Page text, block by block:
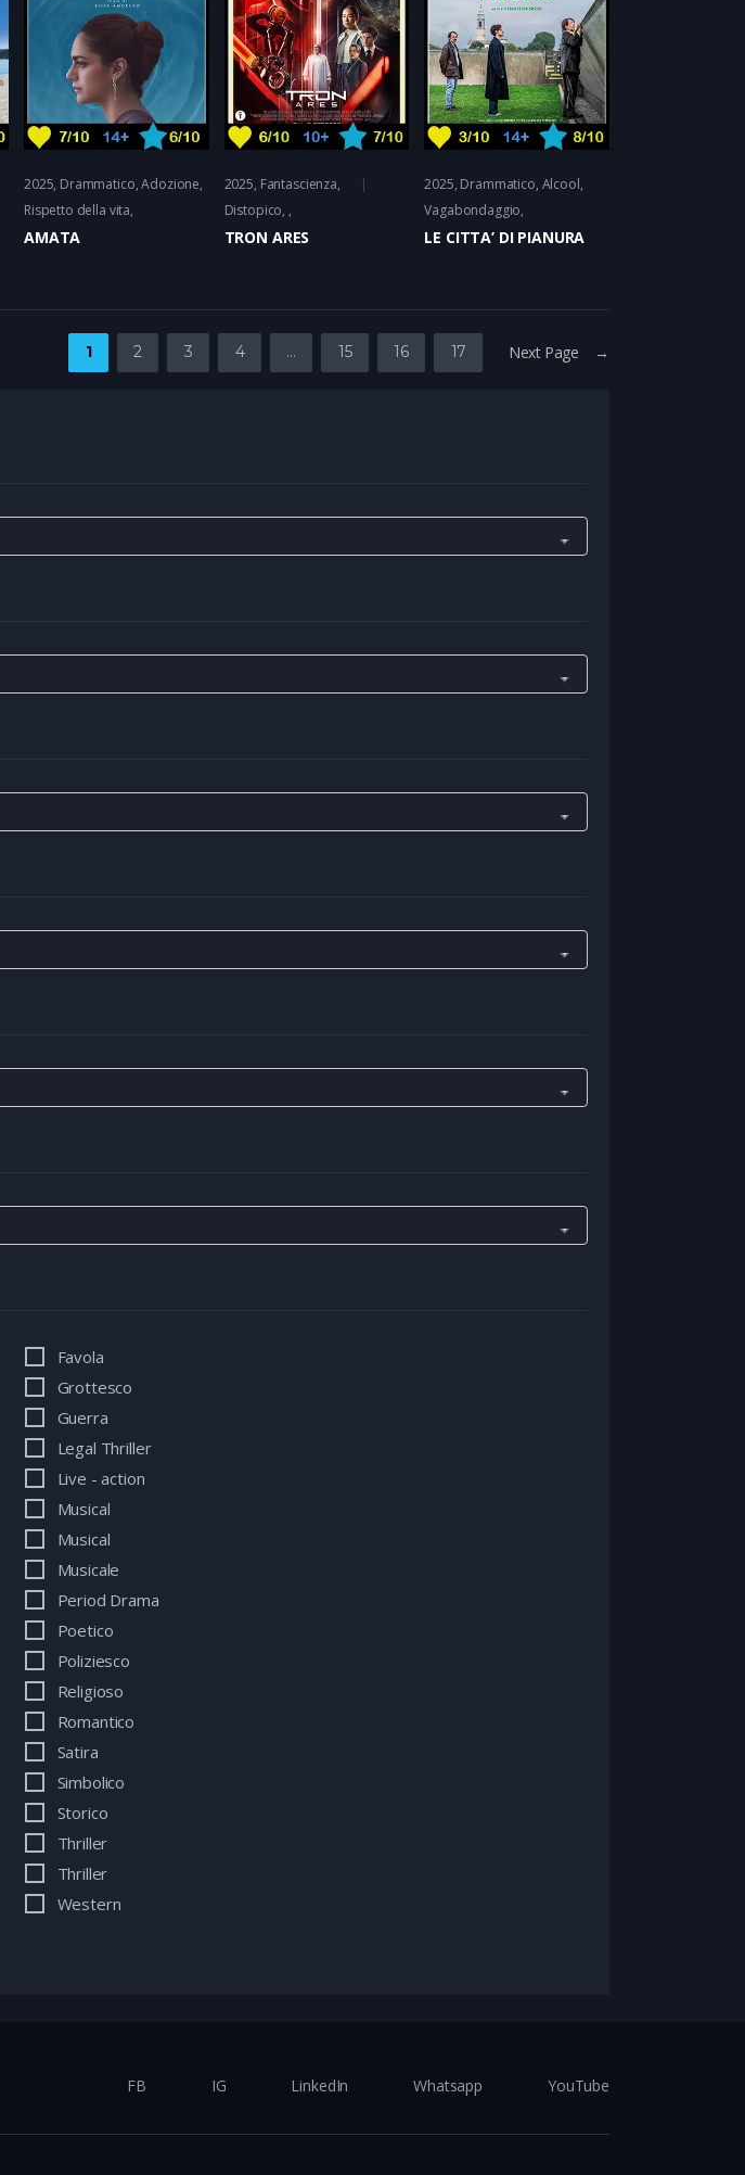
2025 Drammatico Adozione,
Rispetto della vita
AMATA
2025 Fantascienza,
Distopico
TRON ARES
2025 Drammatico Alcool,
Vagabondaggio
LE CITTA’ DI PIANURA
1 2 3 4 … 15 16 17 Next Page →
Favola
Grottesco
Guerra
Legal Thriller
Live - action
Musical
Musical
Musicale
Period Drama
Poetico
Poliziesco
Religioso
Romantico
Satira
Simbolico
Storico
Thriller
Thriller
Western
FB IG LinkedIn Whatsapp YouTube